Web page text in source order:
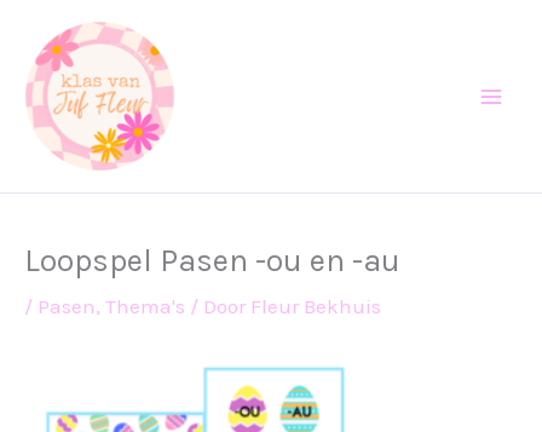
naar
inhoud
Loopspel Pasen -ou en -au
/ Pasen, Thema's / Door Fleur Bekhuis